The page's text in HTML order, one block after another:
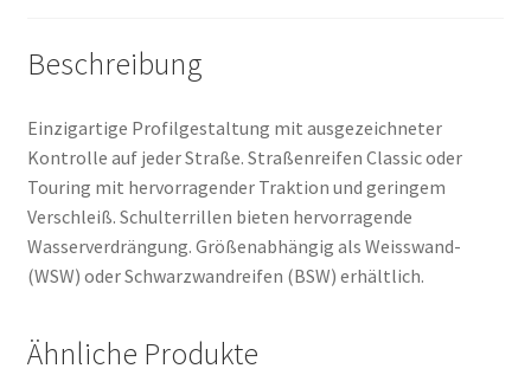
Beschreibung
Einzigartige Profilgestaltung mit ausgezeichneter
Kontrolle auf jeder Straße. Straßenreifen Classic oder
Touring mit hervorragender Traktion und geringem
Verschleiß. Schulterrillen bieten hervorragende
Wasserverdrängung. Größenabhängig als Weisswand-
(WSW) oder Schwarzwandreifen (BSW) erhältlich.
Ähnliche Produkte